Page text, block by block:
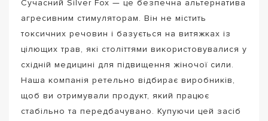
Сучасний Silver Fox — це безпечна альтернатива
агресивним стимуляторам. Він не містить
токсичних речовин і базується на витяжках із
цілющих трав, які століттями використовувалися у
східній медицині для підвищення жіночої сили.
Наша компанія ретельно відбирає виробників,
щоб ви отримували продукт, який працює
стабільно та передбачувано. Купуючи цей засіб